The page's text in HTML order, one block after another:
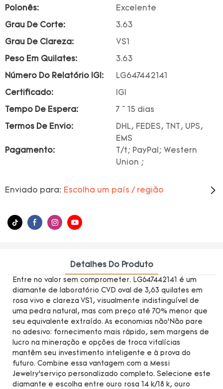
Polonês: Excelente
Grau De Corte: 3.63
Grau De Clareza: VS1
Peso Em Quilates: 3.63
Número Do Relatório IGI: LG647442141
Certificado: IGI
Tempo De Espera: 7 ~ 15 dias
Termos De Envio:
DHL, FEDES, TNT, UPS,
EMS
Pagamento:
T/t; PayPal; Western
Union ;
Enviado para: Escolha um país / região
Detalhes Do Produto
Entre no valor sem comprometer. LG647442141 é um
diamante de laboratório CVD oval de 3,63 quilates em
rosa vivo e clareza VS1, visualmente indistinguível de
uma pedra natural, mas com preço até 70% menor que
seu equivalente extraído. As economias não’Não pare
no adesivo: fornecimento mais rápido, sem margens de
lucro na mineração e opções de troca vitalícias
mantêm seu investimento inteligente e à prova do
futuro. Combine essa vantagem com a Messi
Jewelry’serviço personalizado completo. Selecione este
diamante e escolha entre ouro rosa 14 k/18 k, ouro